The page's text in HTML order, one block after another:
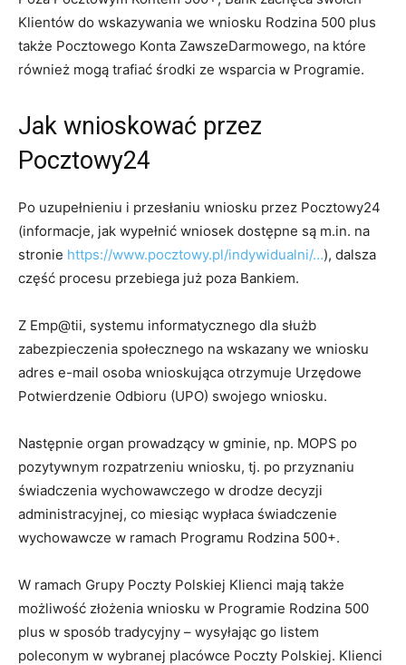
Klientów do wskazywania we wniosku Rodzina 500 plus
także Pocztowego Konta ZawszeDarmowego, na które
również mogą trafiać środki ze wsparcia w Programie.
Jak wnioskować przez
Pocztowy24
Po uzupełnieniu i przesłaniu wniosku przez Pocztowy24
(informacje, jak wypełnić wniosek dostępne są m.in. na
stronie https://www.pocztowy.pl/indywidualni/…), dalsza
część procesu przebiega już poza Bankiem.
Z Emp@tii, systemu informatycznego dla służb
zabezpieczenia społecznego na wskazany we wniosku
adres e-mail osoba wnioskująca otrzymuje Urzędowe
Potwierdzenie Odbioru (UPO) swojego wniosku.
Następnie organ prowadzący w gminie, np. MOPS po
pozytywnym rozpatrzeniu wniosku, tj. po przyznaniu
świadczenia wychowawczego w drodze decyzji
administracyjnej, co miesiąc wypłaca świadczenie
wychowawcze w ramach Programu Rodzina 500+.
W ramach Grupy Poczty Polskiej Klienci mają także
możliwość złożenia wniosku w Programie Rodzina 500
plus w sposób tradycyjny – wysyłając go listem
poleconym w wybranej placówce Poczty Polskiej. Klienci